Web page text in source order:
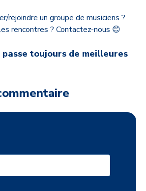
rejoindre un groupe de musiciens ?
rencontres ? Contactez-nous 😊
passe toujours de meilleures